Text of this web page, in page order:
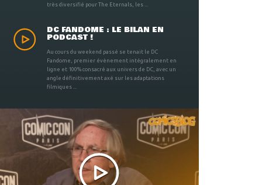
très diversifié pour The Eternals, les ...
DC FANDOME : LE BILAN EN
PODCAST !
Au cours du weekend passé se tenait le DC
Fandome, premier évènement intégralement en
ligne et 100% consacré aux univers de DC, avec un
angle définitivement axé sur les adaptations
filmiques ...